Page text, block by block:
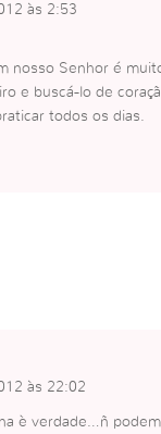
às 2:53
nosso Senhor é
e buscá-lo de
todos os dias.
às 22:02
è verdade…ñ